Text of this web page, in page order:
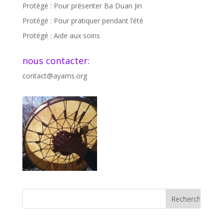
Protégé : Pour présenter Ba Duan Jin
Protégé : Pour pratiquer pendant l’été
Protégé : Aide aux soins
nous contacter:
contact@ayams.org